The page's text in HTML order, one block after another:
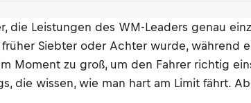
Leistungen des WM-Leaders genau
Siebter oder Achter wurde,
Moment zu groß, um den Fahrer richtig
die wissen, wie man hart am Limit fährt.